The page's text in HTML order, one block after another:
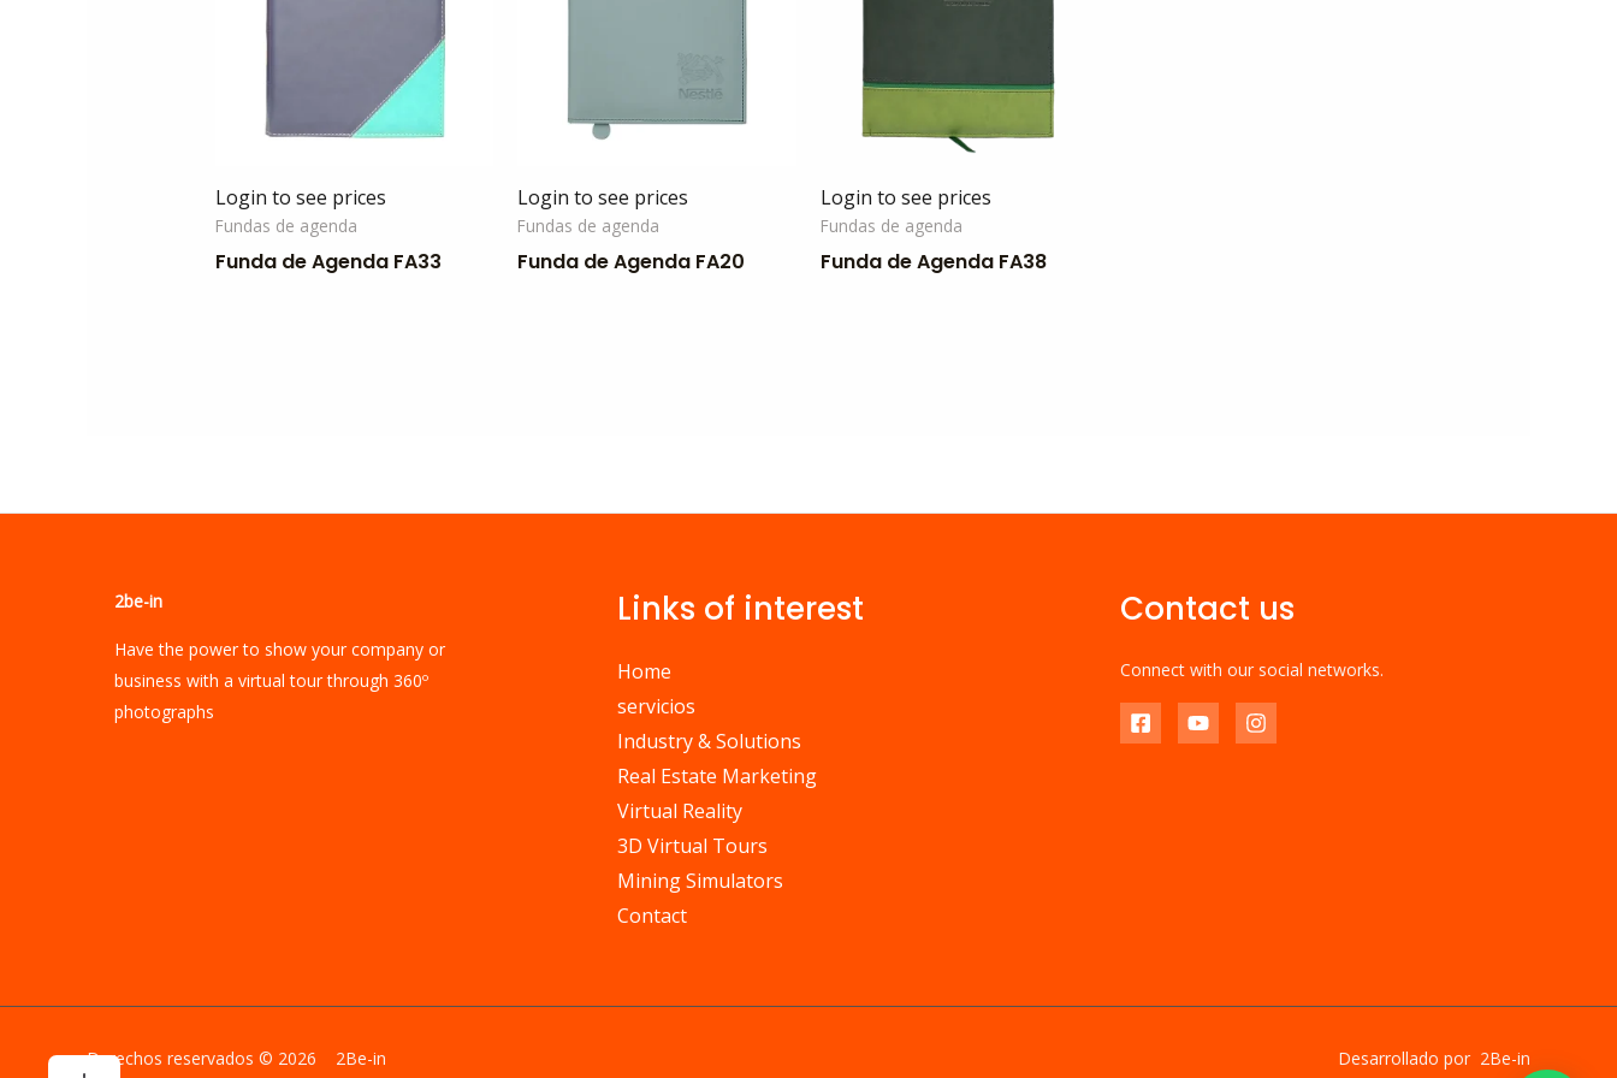
Login to see prices
Fundas de agenda
Funda de Agenda FA33
Login to see prices
Fundas de agenda
Funda de Agenda FA20
Login to see prices
Fundas de agenda
Funda de Agenda FA38
2be-in
Have the power to show your company or
business with a virtual tour through 360º
photographs
Links of interest
Home
servicios
Industry & Solutions
Real Estate Marketing
Virtual Reality
3D Virtual Tours
Mining Simulators
Contact
Contact us
Connect with our social networks.
Derechos reservados © 2026 2Be-in Desarrollado por 2Be-in